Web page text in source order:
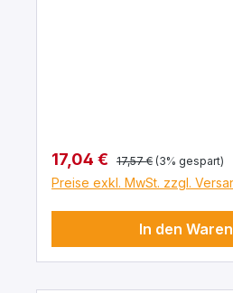
Verkaufspreis:
17,04 € Regulärer Preis:
17,57 € (3% gespart)
Preise exkl. MwSt. zzgl.
In den